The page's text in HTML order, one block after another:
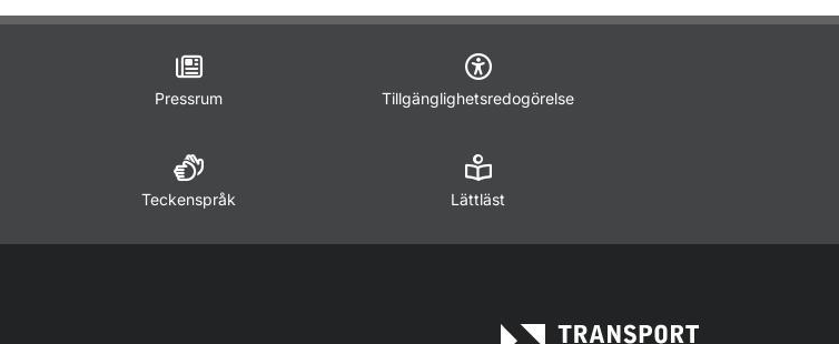
Pressrum Tillgänglighetsredogörelse
Teckenspråk Lättläst